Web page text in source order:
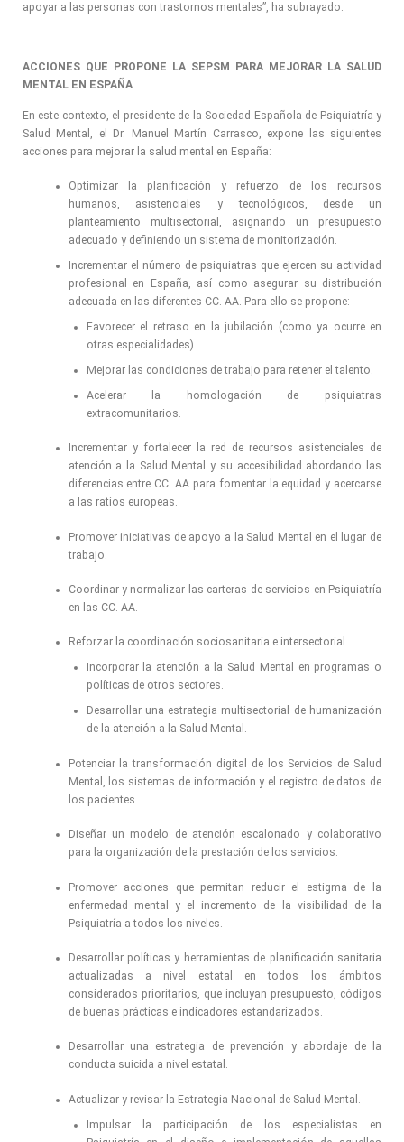
apoyar a las personas con trastornos mentales”, ha subrayado.
ACCIONES QUE PROPONE LA SEPSM PARA MEJORAR LA SALUD
MENTAL EN ESPAÑA
En este contexto, el presidente de la Sociedad Española de Psiquiatría y
Salud Mental, el Dr. Manuel Martín Carrasco, expone las siguientes
acciones para mejorar la salud mental en España:
Optimizar la planificación y refuerzo de los recursos
humanos, asistenciales y tecnológicos, desde un
planteamiento multisectorial, asignando un presupuesto
adecuado y definiendo un sistema de monitorización.
Incrementar el número de psiquiatras que ejercen su actividad
profesional en España, así como asegurar su distribución
adecuada en las diferentes CC. AA. Para ello se propone:
Favorecer el retraso en la jubilación (como ya ocurre en
otras especialidades).
Mejorar las condiciones de trabajo para retener el talento.
Acelerar la homologación de psiquiatras
extracomunitarios.
Incrementar y fortalecer la red de recursos asistenciales de
atención a la Salud Mental y su accesibilidad abordando las
diferencias entre CC. AA para fomentar la equidad y acercarse
a las ratios europeas.
Promover iniciativas de apoyo a la Salud Mental en el lugar de
trabajo.
Coordinar y normalizar las carteras de servicios en Psiquiatría
en las CC. AA.
Reforzar la coordinación sociosanitaria e intersectorial.
Incorporar la atención a la Salud Mental en programas o
políticas de otros sectores.
Desarrollar una estrategia multisectorial de humanización
de la atención a la Salud Mental.
Potenciar la transformación digital de los Servicios de Salud
Mental, los sistemas de información y el registro de datos de
los pacientes.
Diseñar un modelo de atención escalonado y colaborativo
para la organización de la prestación de los servicios.
Promover acciones que permitan reducir el estigma de la
enfermedad mental y el incremento de la visibilidad de la
Psiquiatría a todos los niveles.
Desarrollar políticas y herramientas de planificación sanitaria
actualizadas a nivel estatal en todos los ámbitos
considerados prioritarios, que incluyan presupuesto, códigos
de buenas prácticas e indicadores estandarizados.
Desarrollar una estrategia de prevención y abordaje de la
conducta suicida a nivel estatal.
Actualizar y revisar la Estrategia Nacional de Salud Mental.
Impulsar la participación de los especialistas en